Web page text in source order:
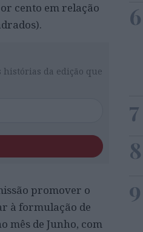
cento em relação
da edição que
promover o
à formulação de
mês de Junho, com
6
7
8
9